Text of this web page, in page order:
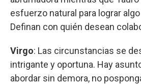
esfuerzo natural para lograr
Definan con quién desean
Virgo: Las circunstancias se
intrigante y oportuna. Hay
abordar sin demora, no